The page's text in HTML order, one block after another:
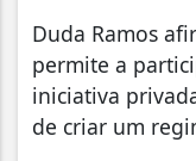
Duda Ramos
permite a
iniciativa
de criar um